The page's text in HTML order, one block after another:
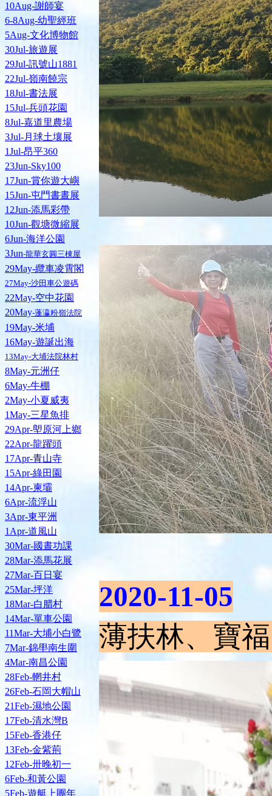
10Aug-謝師宴
6-8Aug-幼聖經班
5Aug-文化博物館
30Jul-旅遊展
29Jul-訊號山1881
22Jul-嶺南饒宗
18Jul-書法展
15Jul-兵頭花園
8Jul-嘉道里農場
3Jul-月球土壤展
1Jul-昂平360
23Jun-Sky100
17Jun-賞你遊大嶼
15Jun-屯門書晝展
12Jun-添馬彩帶
10Jun-觀塘微縮展
6Jun-海洋公園
3Jun-龍華玄圓三棟屋
29May-纜車凌霄閣
27May-沙田車公遊碼
22May-空中花園
20May-蓬瀛粉嶺法院
19May-米埔
16May-遊誕出海
13May-大埔法院林村
8May-元洲仔
6May-牛棚
2May-小夏威夷
1May-三星魚排
29Apr-塱原河上鄉
22Apr-龍躍頭
17Apr-青山寺
15Apr-綠田園
14Apr-柬壩
6Apr-流浮山
3Apr-東平洲
1Apr-道風山
30Mar-國晝功課
28Mar-添馬花展
27Mar-百日宴
25Mar-坪洋
18Mar-白腊村
14Mar-單車公園
11Mar-大埔小白鷺
7Mar-錦壆南生圍
4Mar-南昌公園
28Feb-輞井村
26Feb-石岡大帽山
21Feb-濕地公園
17Feb-清水灣B
15Feb-香港仔
13Feb-金紫荊
12Feb-卅晚初一
6Feb-和黃公園
5Feb-遊艇上團年
2020-11-05
薄扶林、寶